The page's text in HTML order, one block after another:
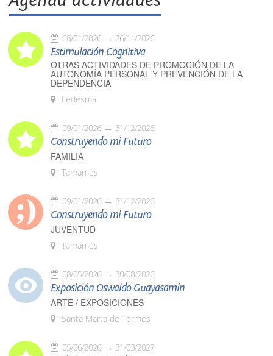
08/01/2026 26/11/2026
Estimulación Cognitiva
OTRAS ACTIVIDADES DE PROMOCIÓN DE LA
AUTONOMÍA PERSONAL Y PREVENCIÓN DE LA
DEPENDENCIA
Ledesma
09/01/2026 31/12/2026
Construyendo mi Futuro
FAMILIA
Tamames
09/01/2026 31/12/2026
Construyendo mi Futuro
JUVENTUD
Tamames
08/05/2026 30/08/2026
Exposición Oswaldo Guayasamín
ARTE / EXPOSICIONES
Santa Marta de Tormes
05/06/2026 31/03/2027